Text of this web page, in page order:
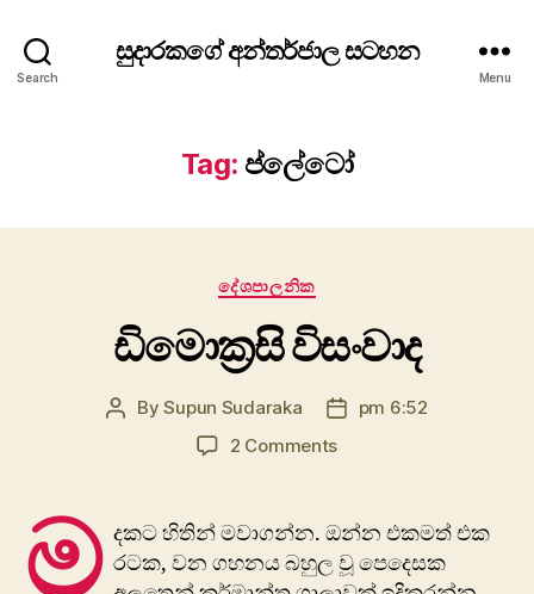
Search
සුදාරකගේ අන්තර්ජාල සටහන
Menu
Tag: ප්ලේටෝ
Categories
දේශපාලනික
ඩිමොක්‍රසි විසංවා​ද
PostBySupun Sudaraka
Postpm 6:52
2 Commentson
ද
ම දකට හිතින් මවාගන්න. ඔන්න එකමත් එක
රටක, වන ගහනය බහුල වූ පෙදෙසක